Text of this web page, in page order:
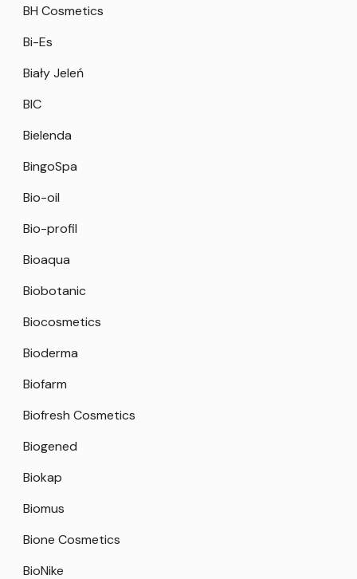
BH Cosmetics
Bi-Es
Biały Jeleń
BIC
Bielenda
BingoSpa
Bio-oil
Bio-profil
Bioaqua
Biobotanic
Biocosmetics
Bioderma
Biofarm
Biofresh Cosmetics
Biogened
Biokap
Biomus
Bione Cosmetics
BioNike